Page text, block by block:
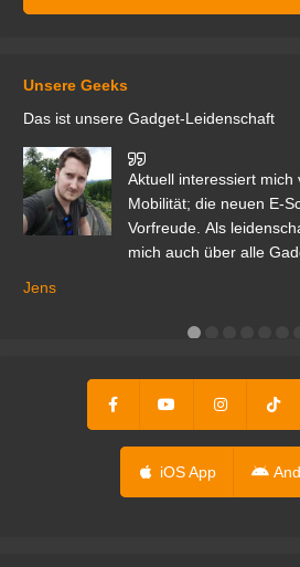
Unsere Geeks
Das ist unsere Gadget-Leidenschaft
Aktuell interessiert
Mobilität; die neuen E-
Vorfreude. Als
mich auch über alle
Jens
iOS App